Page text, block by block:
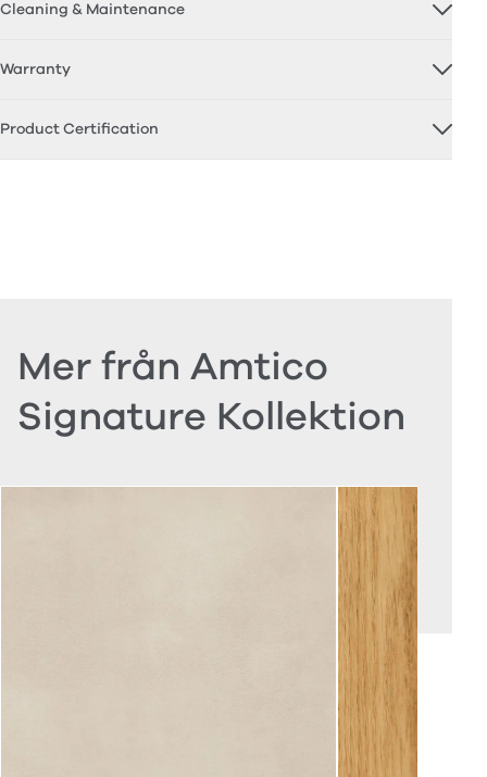
Cleaning & Maintenance
Warranty
Product Certification
Mer från Amtico
Signature Kollektion